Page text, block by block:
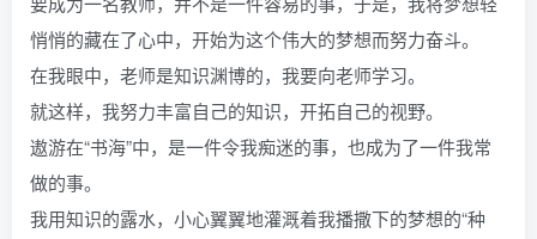
悄悄的藏在了心中，开始为这个伟大的梦想而努力奋斗。
在我眼中，老师是知识渊博的，我要向老师学习。
就这样，我努力丰富自己的知识，开拓自己的视野。
遨游在“书海”中，是一件令我痴迷的事，也成为了一件我常
做的事。
我用知识的露水，小心翼翼地灌溉着我播撒下的梦想的“种